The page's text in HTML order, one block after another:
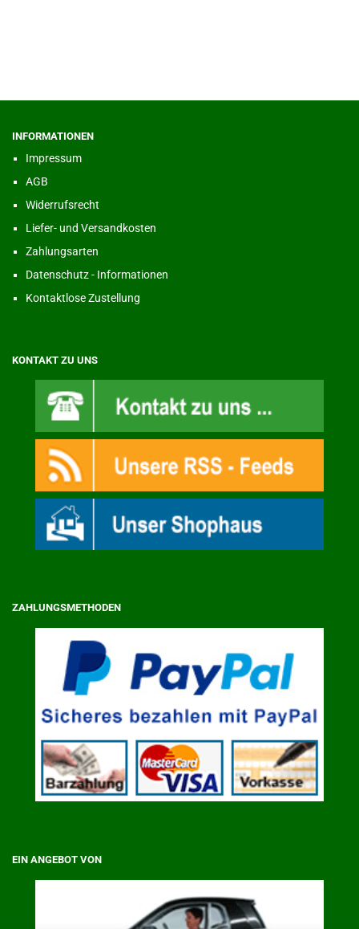
INFORMATIONEN
Impressum
AGB
Widerrufsrecht
Liefer- und Versandkosten
Zahlungsarten
Datenschutz - Informationen
Kontaktlose Zustellung
KONTAKT ZU UNS
ZAHLUNGSMETHODEN
EIN ANGEBOT VON